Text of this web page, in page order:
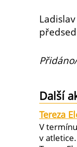
Další
Tereza
V
v